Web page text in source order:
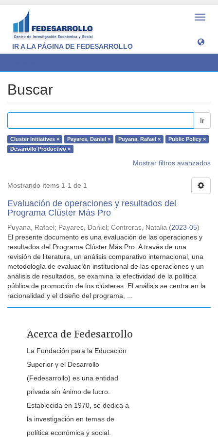
IR A LA PÁGINA DE FEDESARROLLO
Buscar
Ir
Cluster Initiatives × Payares, Daniel × Puyana, Rafael ×
Public Policy ×
Desarrollo Productivo ×
Mostrar filtros avanzados
Mostrando ítems 1-1 de 1
Evaluación de operaciones y resultados del
Programa Clúster Más Pro
Puyana, Rafael ; Payares, Daniel ; Contreras, Natalia (2023-05)
El presente documento es una evaluación de las operaciones y
resultados del Programa Clúster Más Pro. A través de una
revisión de literatura, un análisis comparativo internacional, una
metodología de evaluación institucional de las operaciones y un
análisis de resultados, se examina la efectividad de la política
pública de promoción de los clústeres. El análisis se centra en la
racionalidad y el diseño del programa, ...
Acerca de Fedesarrollo
La Fundación para la Educación
Superior y el Desarrollo
(Fedesarrollo) es una entidad
privada sin ánimo de lucro.
Establecida en 1970, se dedica a
la investigación en temas de
política económica y social.